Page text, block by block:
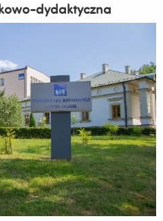
dydaktyczna